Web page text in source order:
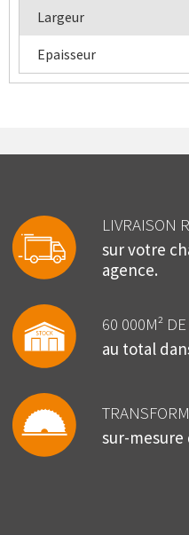
Largeur
Epaisseur
LIVRAISON
sur votre
agence.
60 000M²
au total
sur-mesure